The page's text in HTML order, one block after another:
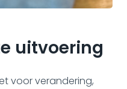
uitvoering
voor verandering,